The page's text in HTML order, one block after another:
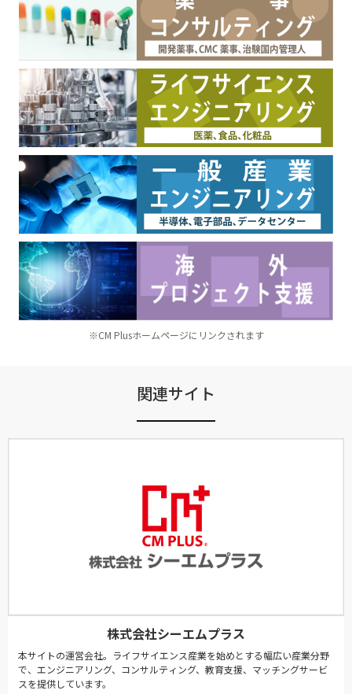
※CM Plusホームページにリンクされます
関連サイト
株式会社シーエムプラス
本サイトの運営会社。ライフサイエンス産業を始めとする幅広い産業分野
で、エンジニアリング、コンサルティング、教育支援、マッチングサービ
スを提供しています。